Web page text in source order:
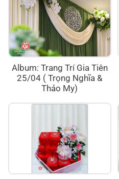
Album: Trang Trí Gia Tiên
25/04 ( Trọng Nghĩa &
Thảo My)